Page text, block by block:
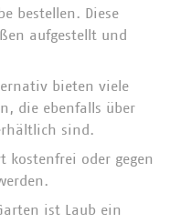
bestellen. Diese
aufgestellt und
bieten viele
die ebenfalls über
sind.
kostenfrei oder gegen
ist Laub ein